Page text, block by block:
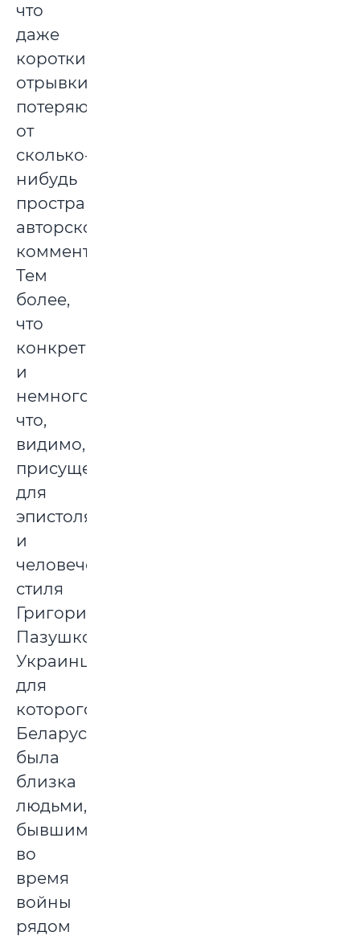
что
даже
короткие
отрывки
потеряют
от
сколько-
нибудь
пространного
авторского
комментария.
Тем
более,
что
конкретны
и
немногословны,
что,
видимо,
присуще
для
эпистолярного
и
человеческого
стиля
Григория
Пазушко.
Украинца,
для
которого
Беларусь
была
близка
людьми,
бывшими
во
время
войны
рядом